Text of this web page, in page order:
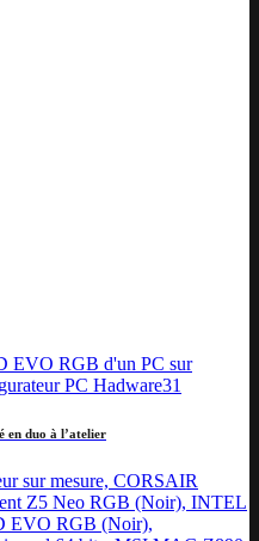
en duo à l’atelier
sur mesure, CORSAIR
Z5 Neo RGB (Noir), INTEL
EVO RGB (Noir),